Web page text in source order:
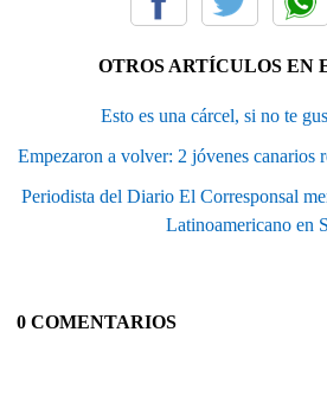
OTROS ARTÍCULOS EN
Esto es una cárcel, si no te
Empezaron a volver: 2 jóvenes canarios
Periodista del Diario El Corresponsal
Latinoamericano en
0 COMENTARIOS